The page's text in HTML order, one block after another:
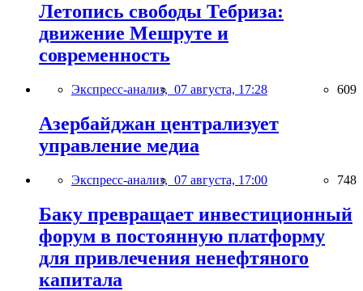
Летопись свободы Тебриза:
движение Мешруте и
современность
Экспресс-анализ, 07 августа, 17:28 609
Азербайджан централизует
управление медиа
Экспресс-анализ, 07 августа, 17:00 748
Баку превращает инвестиционный
форум в постоянную платформу
для привлечения ненефтяного
капитала